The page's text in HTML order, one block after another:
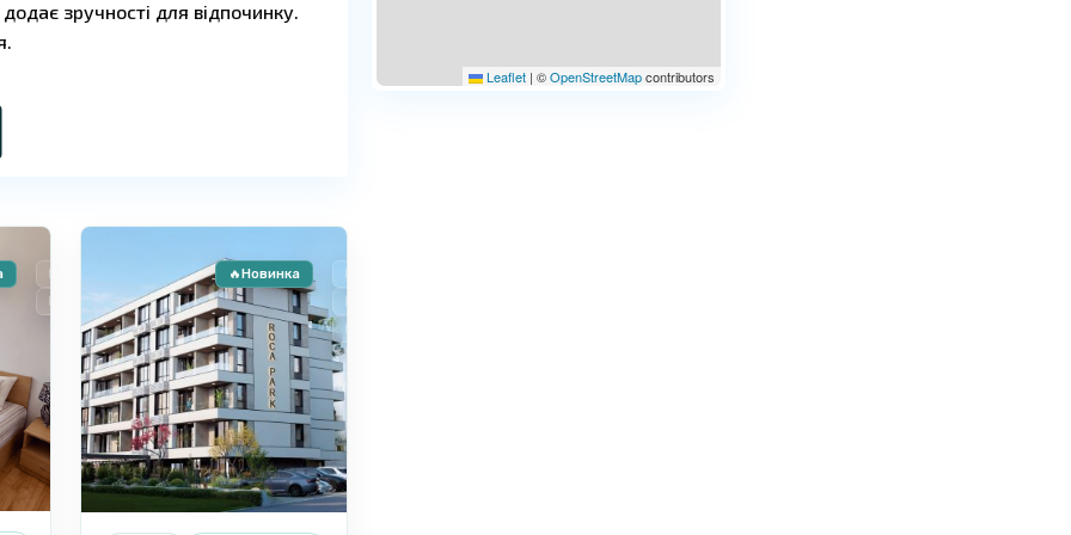
зручності для відпочинку.
і розвинену
і SPA-зона з джакузі.
створюють додаткові
для прогулянок.
Продаж
Вторинне житло
Продаж
Новобуд
Розстрочка
🔥Новинка
Leaflet | ©OpenStreetMapcontributors